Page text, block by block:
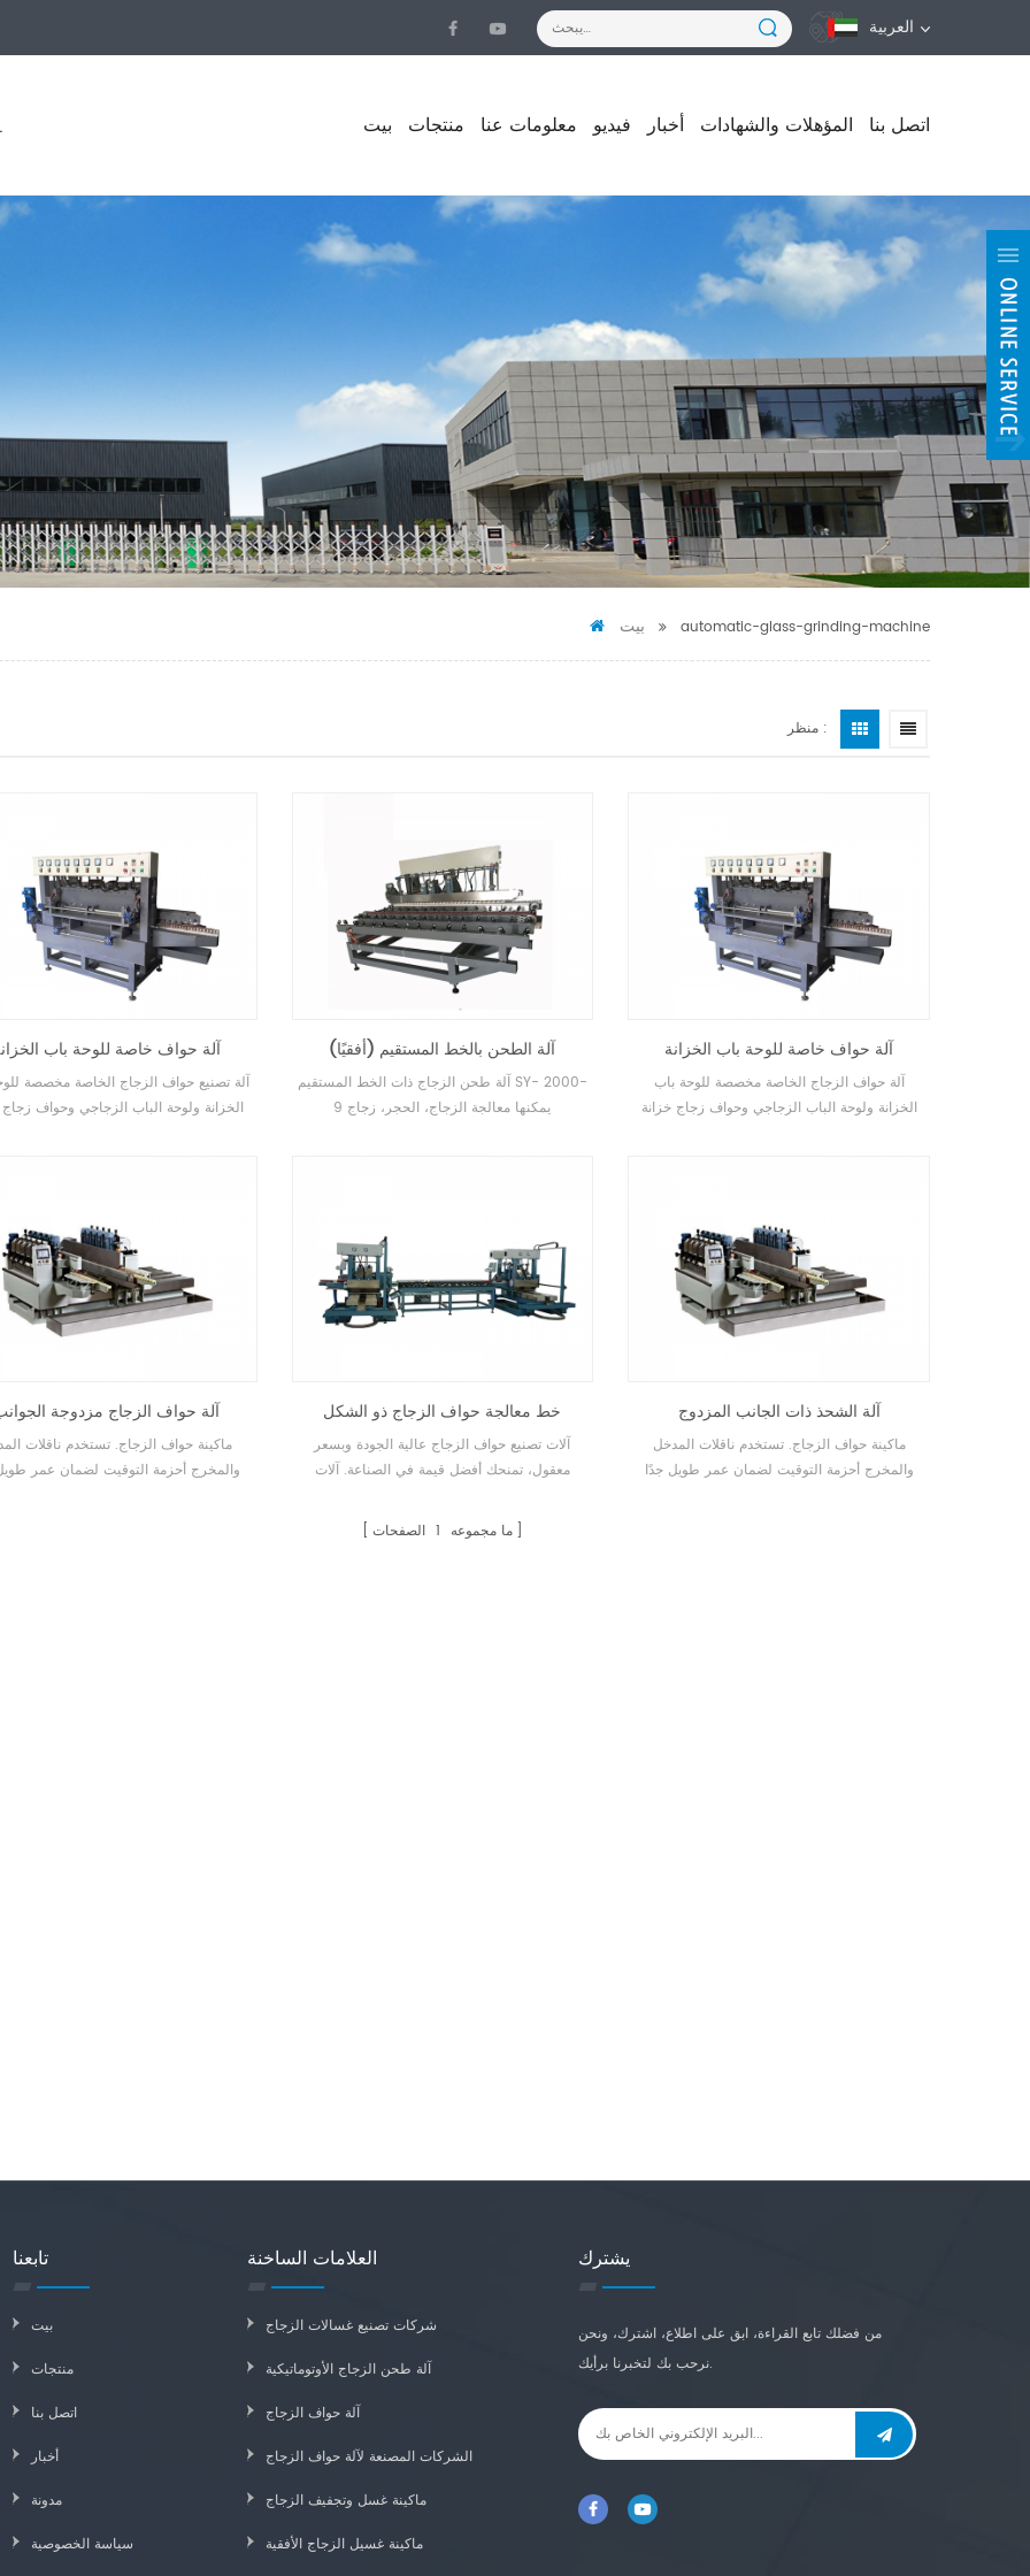
العربية
بيت منتجات معلومات عنا فيديو أخبار المؤهلات والشهادات اتصل بنا
بيت automatic-glass-grinding-machine
منظر :
آلة حواف خاصة للوحة باب
آلة تصنيع حواف الزجاج الخاصة مخصصة
الخزانة ولوحة الباب الزجاجي وحواف زجاج
آلة الطحن بالخط المستقيم (أفقيًا)
آلة طحن الزجاج ذات الخط المستقيم SY- 2000-
9 يمكنها معالجة الزجاج، الحجر، زجاج
آلة حواف خاصة للوحة باب الخزانة
آلة حواف الزجاج الخاصة مخصصة للوحة باب
الخزانة ولوحة الباب الزجاجي وحواف زجاج خزانة
آلة حواف الزجاج مزدوجة
ماكينة حواف الزجاج. تستخدم ناقلات
والمخرج أحزمة التوقيت لضمان عمر
خط معالجة حواف الزجاج ذو الشكل
الدائري
آلات تصنيع حواف الزجاج عالية الجودة وبسعر
معقول، تمنحك أفضل قيمة في الصناعة. آلات
الثلاثة لحافة أي منتجات زجاجية أو مرايا. تم تصميم
آلة الشحذ ذات الجانب المزدوج
ماكينة حواف الزجاج. تستخدم ناقلات المدخل
والمخرج أحزمة التوقيت لضمان عمر طويل جدًا
ما مجموعه 1 الصفحات
تابعنا
بيت
منتجات
اتصل بنا
أخبار
مدونة
سياسة الخصوصية
العلامات الساخنة
شركات تصنيع غسالات الزجاج
آلة طحن الزجاج الأوتوماتيكية
آلة حواف الزجاج
الشركات المصنعة لآلة حواف الزجاج
ماكينة غسل وتجفيف الزجاج
ماكينة غسيل الزجاج الأفقية
يشترك
من فضلك تابع القراءة، ابق على اطلاع، اشترك، ونحن
نرحب بك لتخبرنا برأيك.